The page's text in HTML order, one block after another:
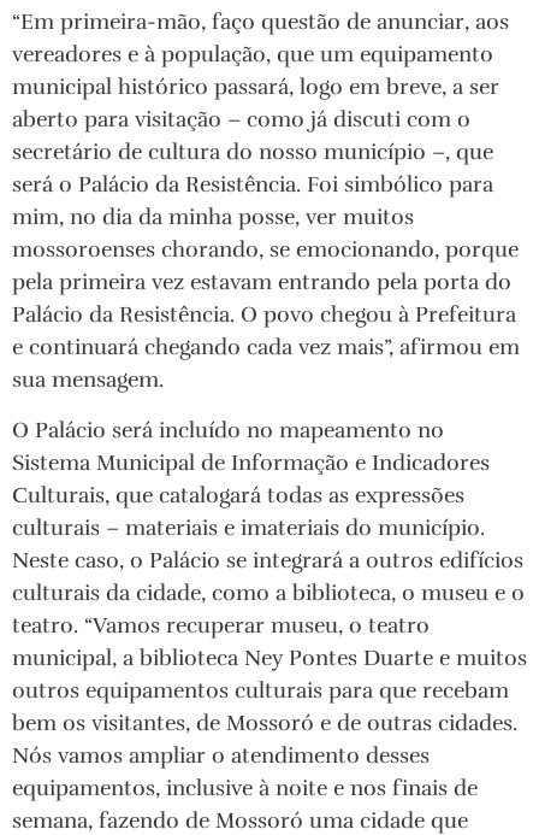
“Em primeira-mão, faço questão de anunciar, aos
vereadores e à população, que um equipamento
municipal histórico passará, logo em breve, a ser
aberto para visitação – como já discuti com o
secretário de cultura do nosso município –, que
será o Palácio da Resistência. Foi simbólico para
mim, no dia da minha posse, ver muitos
mossoroenses chorando, se emocionando, porque
pela primeira vez estavam entrando pela porta do
Palácio da Resistência. O povo chegou à Prefeitura
e continuará chegando cada vez mais”, afirmou em
sua mensagem.
O Palácio será incluído no mapeamento no
Sistema Municipal de Informação e Indicadores
Culturais, que catalogará todas as expressões
culturais – materiais e imateriais do município.
Neste caso, o Palácio se integrará a outros edifícios
culturais da cidade, como a biblioteca, o museu e o
teatro. “Vamos recuperar museu, o teatro
municipal, a biblioteca Ney Pontes Duarte e muitos
outros equipamentos culturais para que recebam
bem os visitantes, de Mossoró e de outras cidades.
Nós vamos ampliar o atendimento desses
equipamentos, inclusive à noite e nos finais de
semana, fazendo de Mossoró uma cidade que